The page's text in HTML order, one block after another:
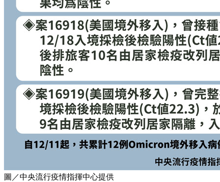
圖／中央流行疫情指揮中心提供